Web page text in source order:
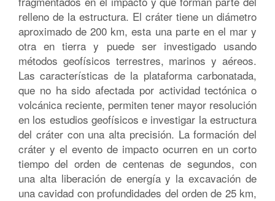
relleno de la estructura. El cráter tiene un diámetro
aproximado de 200 km, esta una parte en el mar y
otra en tierra y puede ser investigado usando
métodos geofísicos terrestres, marinos y aéreos.
Las características de la plataforma carbonatada,
que no ha sido afectada por actividad tectónica o
volcánica reciente, permiten tener mayor resolución
en los estudios geofísicos e investigar la estructura
del cráter con una alta precisión. La formación del
cráter y el evento de impacto ocurren en un corto
tiempo del orden de centenas de segundos, con
una alta liberación de energía y la excavación de
una cavidad con profundidades del orden de 25 km,